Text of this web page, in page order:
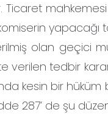
yapacağı
olan geçici
verilen tedbir
kesin bir hüküm
287’ de şu